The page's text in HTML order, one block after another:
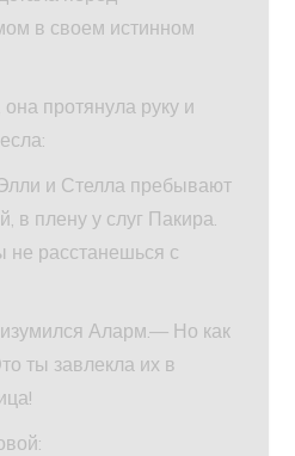
в своем истинном
протянула руку и
и Стелла пребывают
в плену у слуг Пакира.
не расстанешься с
Аларм.— Но как
ты завлекла их в